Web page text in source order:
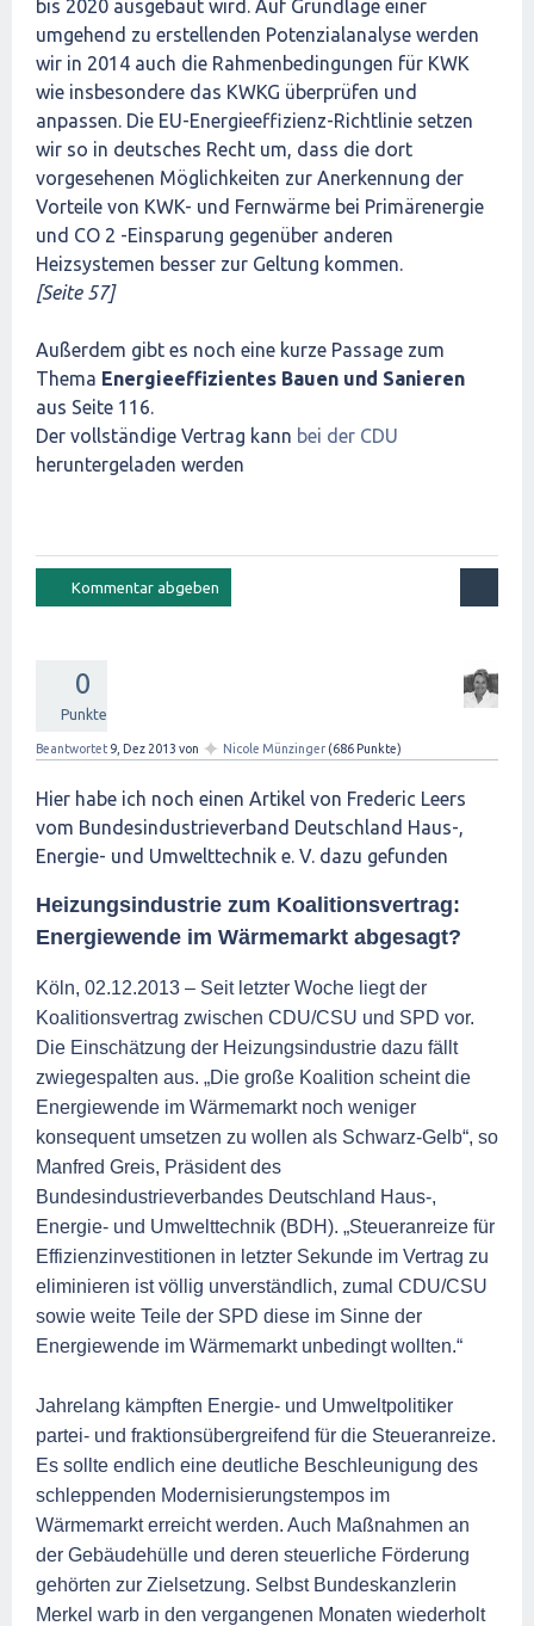
bis 2020 ausgebaut wird. Auf Grundlage einer
umgehend zu erstellenden Potenzialanalyse werden
wir in 2014 auch die Rahmenbedingungen für KWK
wie insbesondere das KWKG überprüfen und
anpassen. Die EU-Energieeffizienz-Richtlinie setzen
wir so in deutsches Recht um, dass die dort
vorgesehenen Möglichkeiten zur Anerkennung der
Vorteile von KWK- und Fernwärme bei Primärenergie
und CO 2 -Einsparung gegenüber anderen
Heizsystemen besser zur Geltung kommen.
[Seite 57]
Außerdem gibt es noch eine kurze Passage zum
Thema Energieeffizientes Bauen und Sanieren
aus Seite 116.
Der vollständige Vertrag kann bei der CDU
heruntergeladen werden
0
Punkte
Beantwortet 9, Dez 2013 von ✦ Nicole Münzinger (686 Punkte)
Hier habe ich noch einen Artikel von Frederic Leers
vom Bundesindustrieverband Deutschland Haus-,
Energie- und Umwelttechnik e. V. dazu gefunden
Heizungsindustrie zum Koalitionsvertrag:
Energiewende im Wärmemarkt abgesagt?
Köln, 02.12.2013 – Seit letzter Woche liegt der
Koalitionsvertrag zwischen CDU/CSU und SPD vor.
Die Einschätzung der Heizungsindustrie dazu fällt
zwiegespalten aus. „Die große Koalition scheint die
Energiewende im Wärmemarkt noch weniger
konsequent umsetzen zu wollen als Schwarz-Gelb“, so
Manfred Greis, Präsident des
Bundesindustrieverbandes Deutschland Haus-,
Energie- und Umwelttechnik (BDH). „Steueranreize für
Effizienzinvestitionen in letzter Sekunde im Vertrag zu
eliminieren ist völlig unverständlich, zumal CDU/CSU
sowie weite Teile der SPD diese im Sinne der
Energiewende im Wärmemarkt unbedingt wollten.“
Jahrelang kämpften Energie- und Umweltpolitiker
partei- und fraktionsübergreifend für die Steueranreize.
Es sollte endlich eine deutliche Beschleunigung des
schleppenden Modernisierungstempos im
Wärmemarkt erreicht werden. Auch Maßnahmen an
der Gebäudehülle und deren steuerliche Förderung
gehörten zur Zielsetzung. Selbst Bundeskanzlerin
Merkel warb in den vergangenen Monaten wiederholt